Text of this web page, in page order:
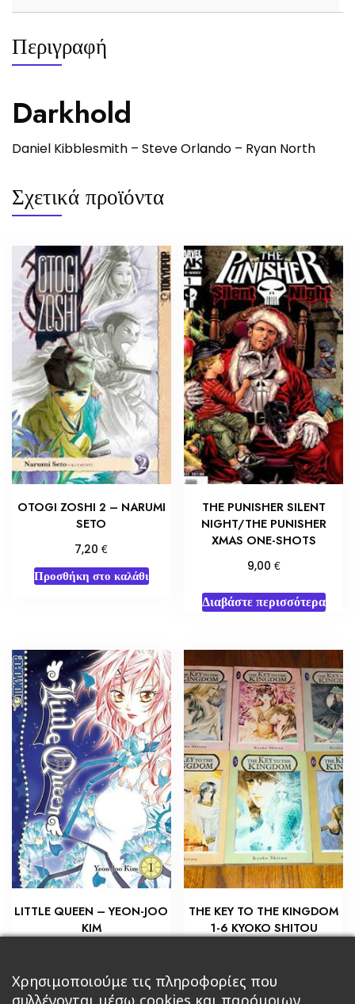
Περιγραφή
Darkhold
Daniel Kibblesmith – Steve Orlando – Ryan North
Σχετικά προϊόντα
OTOGI ZOSHI 2 – NARUMI
SETO
7,20€
Προσθήκη στο καλάθι
THE PUNISHER SILENT
NIGHT/THE PUNISHER
XMAS ONE-SHOTS
9,00 €
Διαβάστε περισσότερα
LITTLE QUEEN – YEON-JOO
KIM
Προσθήκη στο καλάθι
THE KEY TO THE KINGDOM
1-6 KYOKO SHITOU
Προσθήκη στο καλάθι
Χρησιμοποιούμε τις πληροφορίες που
συλλέγονται μέσω cookies και παρόμοιων